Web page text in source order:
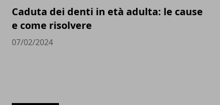
Caduta dei denti in età adulta: le cause
e come risolvere
07/02/2024